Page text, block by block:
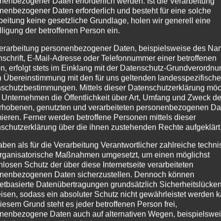
in die KKS
Satz wurde heute für 74 ABC – Schützen
Denn es war ihr großer Tag. Sie bekamen ihre
waren, konnte man an den Gesichtern erkennen.
Schüler der 2c, der 2b und der 4b zeigte Ausschnitte
es gab tosenden Beifall. Danach stieg noch einmal
nun endlich ihre Zuckertüten und waren Schulkinder.
#blitzlicht-nordhausen #Fotograf #Fotograf Nordhausen
Daten erforderlich und besteht für eine solche
keine gesetzliche Grundlage, holen wir generell eine
der betroffenen Person ein.
personenbezogener Daten, beispielsweise des
E-Mail-Adresse oder Telefonnummer einer betroffenen
erfolgt stets im Einklang mit der Datenschutz-
Übereinstimmung mit den für uns geltenden
Mittels dieser Datenschutzerklärung
Unternehmen die Öffentlichkeit über Art, Umfang und Zweck
genutzten und verarbeiteten personenbezogenen
Ferner werden betroffene Personen mittels dieser
über die ihnen zustehenden Rechte aufgeklärt.
als für die Verarbeitung Verantwortlicher zahlreiche
Maßnahmen umgesetzt, um einen möglichst
Schutz der über diese Internetseite verarbeiteten
Daten sicherzustellen. Dennoch können
Datenübertragungen grundsätzlich Sicherheitslücken
sodass ein absoluter Schutz nicht gewährleistet werden
Grund steht es jeder betroffenen Person frei,
Daten auch auf alternativen Wegen,